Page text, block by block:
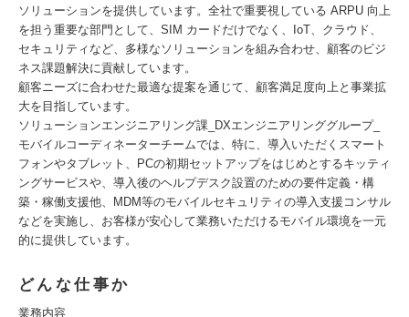
ソリューションを提供しています。全社で重要視している ARPU 向上
を担う重要な部門として、SIM カードだけでなく、IoT、クラウド、
セキュリティなど、多様なソリューションを組み合わせ、顧客のビジ
ネス課題解決に貢献しています。
顧客ニーズに合わせた最適な提案を通じて、顧客満足度向上と事業拡
大を目指しています。
ソリューションエンジニアリング課_DXエンジニアリンググループ_
モバイルコーディネーターチームでは、特に、導入いただくスマート
フォンやタブレット、PCの初期セットアップをはじめとするキッティ
ングサービスや、導入後のヘルプデスク設置のための要件定義・構
築・稼働支援他、MDM等のモバイルセキュリティの導入支援コンサル
などを実施し、お客様が安心して業務いただけるモバイル環境を一元
的に提供しています。
どんな仕事か
業務内容